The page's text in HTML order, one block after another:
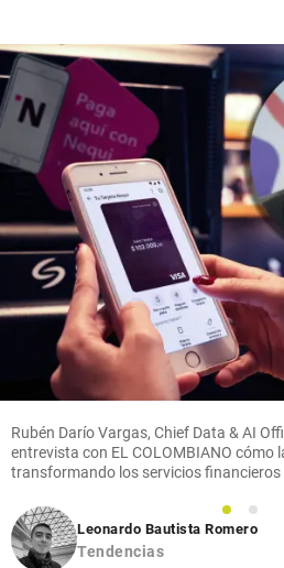
Rubén Darío Vargas, Chief Data & AI
entrevista con EL COLOMBIANO cómo
transformando los servicios financieros
1
2
Leonardo Bautista Romero
Tendencias